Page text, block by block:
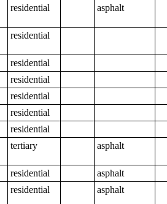
residential asphalt
residential
residential
residential
residential
residential
residential
tertiary asphalt
residential
asphalt
residential asphalt